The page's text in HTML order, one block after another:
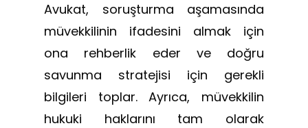
Avukat, soruşturma aşamasında
müvekkilinin ifadesini almak için
ona rehberlik eder ve doğru
savunma stratejisi için gerekli
bilgileri toplar. Ayrıca, müvekkilin
hukuki haklarını tam olarak